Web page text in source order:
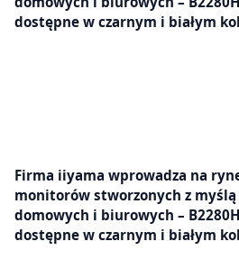
dostępne w czarnym i białym
Firma iiyama wprowadza na
monitorów stworzonych z
domowych i biurowych –
dostępne w czarnym i białym